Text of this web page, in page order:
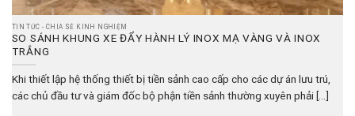
TIN TỨC - CHIA SẺ KINH NGHIỆM
SO SÁNH KHUNG XE ĐẨY HÀNH LÝ INOX MẠ VÀNG VÀ INOX
TRẮNG
Khi thiết lập hệ thống thiết bị tiền sảnh cao cấp cho các dự án lưu trú,
các chủ đầu tư và giám đốc bộ phận tiền sảnh thường xuyên phải [...]